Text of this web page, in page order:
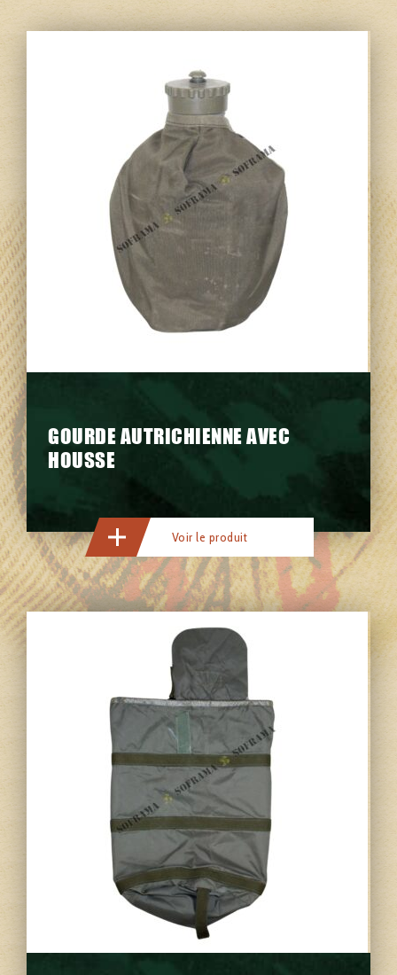
GOURDE AUTRICHIENNE AVEC
HOUSSE
Voir le produit